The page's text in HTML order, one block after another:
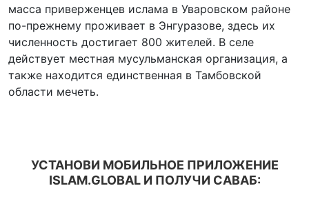
масса приверженцев ислама в Уваровском районе
по-прежнему проживает в Энгуразове, здесь их
численность достигает 800 жителей. В селе
действует местная мусульманская организация, а
также находится единственная в Тамбовской
области мечеть.
УСТАНОВИ МОБИЛЬНОЕ ПРИЛОЖЕНИЕ
ISLAM.GLOBAL И ПОЛУЧИ САВАБ: